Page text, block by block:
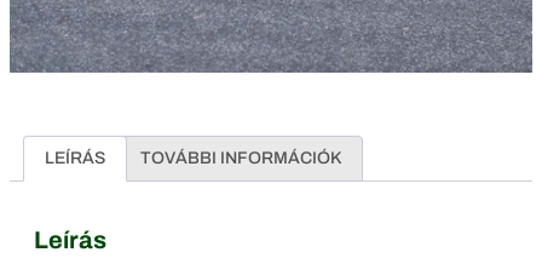
LEÍRÁS TOVÁBBI INFORMÁCIÓK
Leírás